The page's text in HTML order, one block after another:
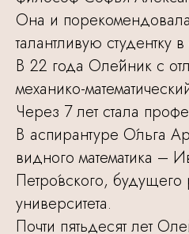
Она и
талантливую студентку
В 22 года Оле́йник с
механико-
Через 7 лет стала
В аспирантуре О́льга
видного математика –
Петро́вского, будущего
университета.
Почти пятьдесят лет